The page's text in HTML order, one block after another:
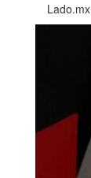
Lado.mx